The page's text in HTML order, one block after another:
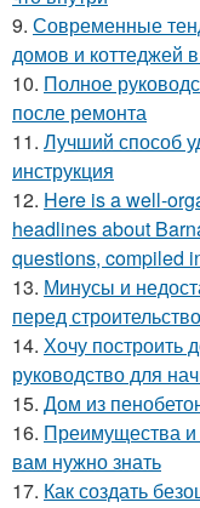
9. Современные
домов и коттеджей
10. Полное
после ремонта
11. Лучший способ
инструкция
12. Here is a well-
headlines about
questions, compiled
13. Минусы и
перед
14. Хочу построить
руководство для
15. Дом из
16. Преимущества и
вам нужно знать
17. Как создать